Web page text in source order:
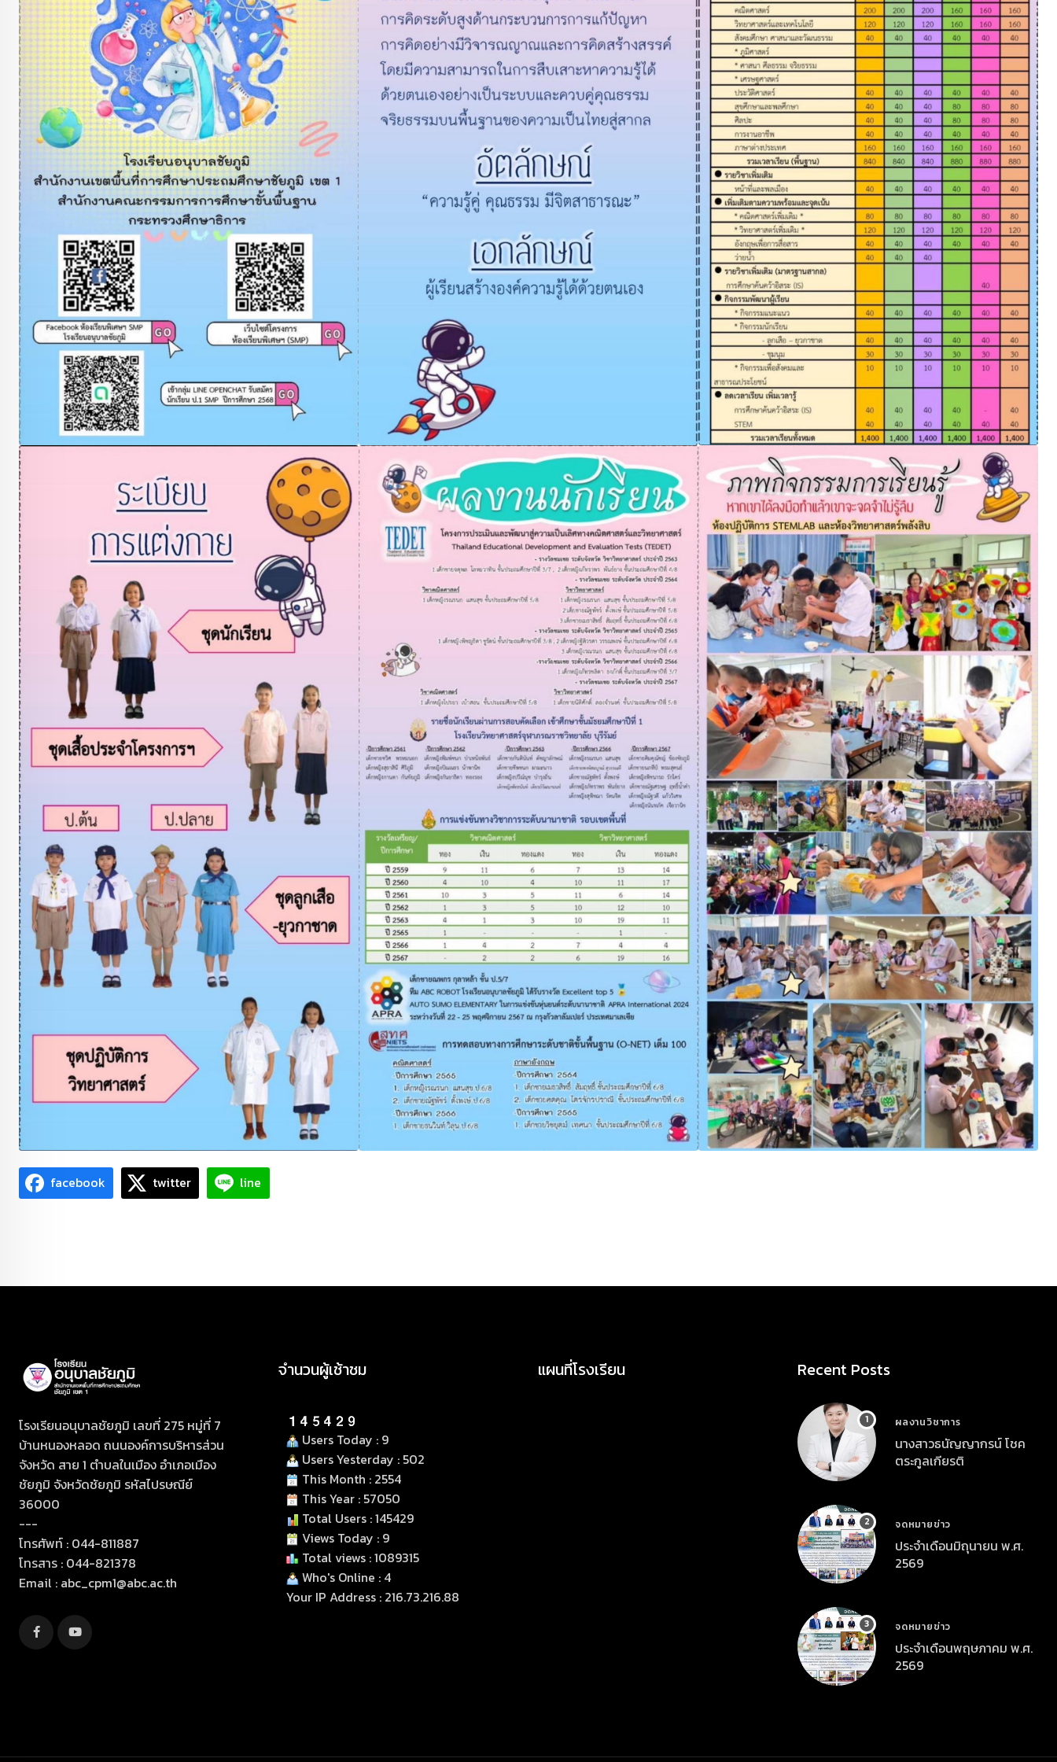
facebook twitter line
โรงเรียนอนุบาลชัยภูมิ เลขที่ 275 หมู่ที่ 7
บ้านหนองหลอด ถนนองค์การบริหารส่วน
จังหวัด สาย 1 ตำบลในเมือง อำเภอเมือง
ชัยภูมิ จังหวัดชัยภูมิ รหัสไปรษณีย์
36000
---
โทรศัพท์ : 044-811887
โทรสาร : 044-821378
Email : abc_cpm1@abc.ac.th
จำนวนผู้เช้าชม
Users Today : 9
Users Yesterday : 502
This Month : 2554
This Year : 57050
Total Users : 145429
Views Today : 9
Total views : 1089315
Who's Online : 4
Your IP Address : 216.73.216.88
แผนที่โรงเรียน Recent Posts
ผลงานวิชาการ
นางสาวธนัญญากรน์ โชค
ตระกูลเกียรติ
จดหมายข่าว
ประจำเดือนมิถุนายน พ.ศ.
2569
จดหมายข่าว
ประจำเดือนพฤษภาคม พ.ศ.
2569